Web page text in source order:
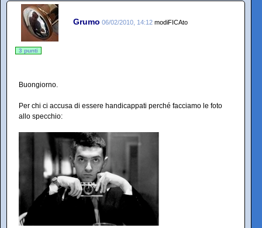
Grumo 06/02/2010, 14:12 modiFICAto
3 punti
Buongiorno.
Per chi ci accusa di essere handicappati perché facciamo le foto
allo specchio: